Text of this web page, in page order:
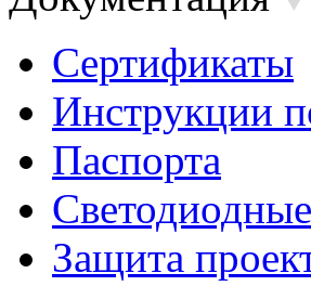
Сертификаты
Инструкции
Паспорта
Защита